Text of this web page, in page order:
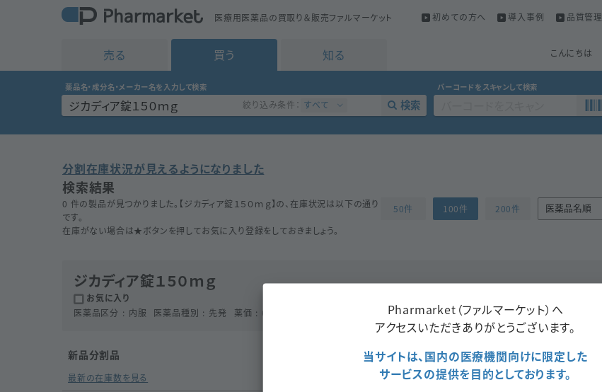
医療用医薬品の買取り＆販売ファルマーケット 初めての方へ 導入事例 品質管理
売る 買う 知る こんにちは
薬品名・成分名・メーカー名を入力して検索
絞り込み条件： すべて 検索
バーコードをスキャンして検索
分割在庫状況が見えるようになりました
検索結果
0 件の製品が見つかりました。【ジカディア錠１５０ｍｇ】の、在庫状況は以下の通り
です。
在庫がない場合は★ボタンを押してお気に入り登録をしておきましょう。
50件 100件 200件
ジカディア錠１５０ｍｇ
お気に入り
医薬品区分
内服 医薬品種別 先発 薬価 6413.6 同一成分で探す
新品分割品
最新の在庫数を見る
Pharmarket（ファルマーケット）へ
アクセスいただきありがとうございます。
当サイトは、国内の医療機関向けに限定した
サービスの提供を目的としております。